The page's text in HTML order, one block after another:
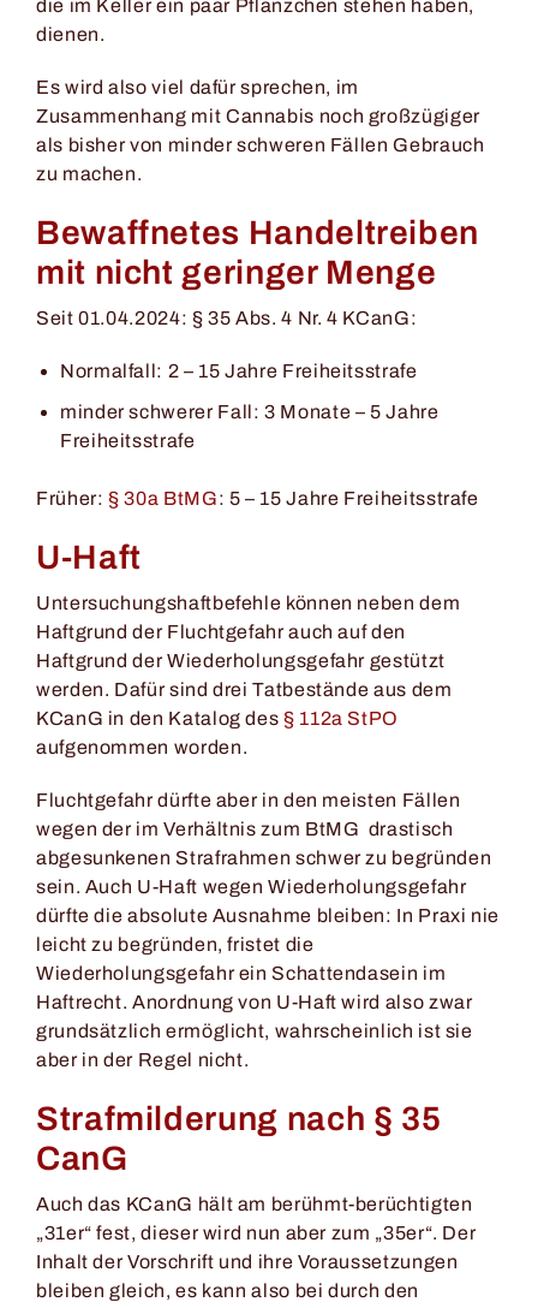
die im Keller ein paar Pflänzchen stehen haben,
dienen.
Es wird also viel dafür sprechen, im
Zusammenhang mit Cannabis noch großzügiger
als bisher von minder schweren Fällen Gebrauch
zu machen.
Bewaffnetes Handeltreiben
mit nicht geringer Menge
Seit 01.04.2024: § 35 Abs. 4 Nr. 4 KCanG:
Normalfall: 2 – 15 Jahre Freiheitsstrafe
minder schwerer Fall: 3 Monate – 5 Jahre
Freiheitsstrafe
Früher: § 30a BtMG: 5 – 15 Jahre Freiheitsstrafe
U-Haft
Untersuchungshaftbefehle können neben dem
Haftgrund der Fluchtgefahr auch auf den
Haftgrund der Wiederholungsgefahr gestützt
werden. Dafür sind drei Tatbestände aus dem
KCanG in den Katalog des § 112a StPO
aufgenommen worden.
Fluchtgefahr dürfte aber in den meisten Fällen
wegen der im Verhältnis zum BtMG drastisch
abgesunkenen Strafrahmen schwer zu begründen
sein. Auch U-Haft wegen Wiederholungsgefahr
dürfte die absolute Ausnahme bleiben: In Praxi nie
leicht zu begründen, fristet die
Wiederholungsgefahr ein Schattendasein im
Haftrecht. Anordnung von U-Haft wird also zwar
grundsätzlich ermöglicht, wahrscheinlich ist sie
aber in der Regel nicht.
Strafmilderung nach § 35
CanG
Auch das KCanG hält am berühmt-berüchtigten
„31er“ fest, dieser wird nun aber zum „35er“. Der
Inhalt der Vorschrift und ihre Voraussetzungen
bleiben gleich, es kann also bei durch den